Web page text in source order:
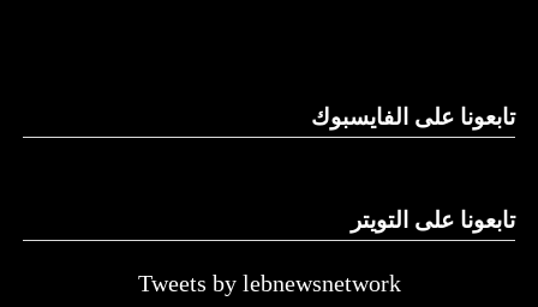
هي حاملة طائرات تعمل بالطاقة النووية، تم تطويرها من قبل
قسم بناء السفن “نيوبورت نيوز” التابع لشركة “هنتنغتون
التابعة للبحرية الأميركية من طراز “نيميتز” منذ أكثر من أربعة
تابعونا على الفايسبوك
تابعونا على التويتر
Tweets by lebnewsnetwork